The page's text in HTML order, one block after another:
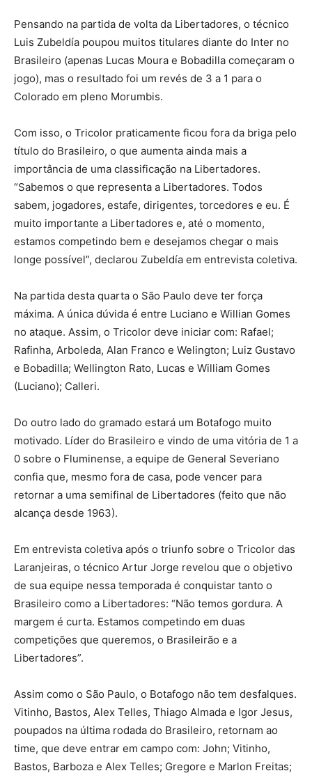
Pensando na partida de volta da Libertadores, o técnico
Luis Zubeldía poupou muitos titulares diante do Inter no
Brasileiro (apenas Lucas Moura e Bobadilla começaram o
jogo), mas o resultado foi um revés de 3 a 1 para o
Colorado em pleno Morumbis.
Com isso, o Tricolor praticamente ficou fora da briga pelo
título do Brasileiro, o que aumenta ainda mais a
importância de uma classificação na Libertadores.
“Sabemos o que representa a Libertadores. Todos
sabem, jogadores, estafe, dirigentes, torcedores e eu. É
muito importante a Libertadores e, até o momento,
estamos competindo bem e desejamos chegar o mais
longe possível”, declarou Zubeldía em entrevista coletiva.
Na partida desta quarta o São Paulo deve ter força
máxima. A única dúvida é entre Luciano e Willian Gomes
no ataque. Assim, o Tricolor deve iniciar com: Rafael;
Rafinha, Arboleda, Alan Franco e Welington; Luiz Gustavo
e Bobadilla; Wellington Rato, Lucas e William Gomes
(Luciano); Calleri.
Do outro lado do gramado estará um Botafogo muito
motivado. Líder do Brasileiro e vindo de uma vitória de 1 a
0 sobre o Fluminense, a equipe de General Severiano
confia que, mesmo fora de casa, pode vencer para
retornar a uma semifinal de Libertadores (feito que não
alcança desde 1963).
Em entrevista coletiva após o triunfo sobre o Tricolor das
Laranjeiras, o técnico Artur Jorge revelou que o objetivo
de sua equipe nessa temporada é conquistar tanto o
Brasileiro como a Libertadores: “Não temos gordura. A
margem é curta. Estamos competindo em duas
competições que queremos, o Brasileirão e a
Libertadores”.
Assim como o São Paulo, o Botafogo não tem desfalques.
Vitinho, Bastos, Alex Telles, Thiago Almada e Igor Jesus,
poupados na última rodada do Brasileiro, retornam ao
time, que deve entrar em campo com: John; Vitinho,
Bastos, Barboza e Alex Telles; Gregore e Marlon Freitas;